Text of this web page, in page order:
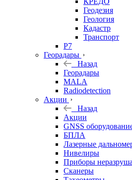
Геодезия
Геология
Кадастр
Транспорт
Р7
Георадары
Назад
Георадары
MALA
Radiodetection
Акции
Назад
Акции
GNSS
БПЛА
Лазерные
Нивелиры
Приборы
Сканеры